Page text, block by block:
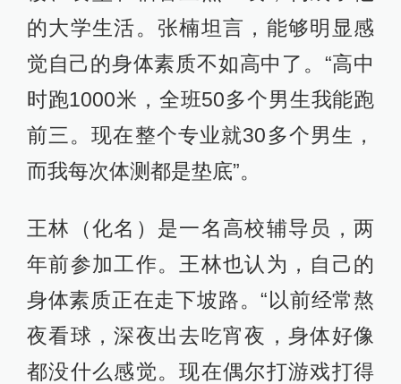
的大学生活。张楠坦言，能够明显感
觉自己的身体素质不如高中了。“高中
时跑1000米，全班50多个男生我能跑
前三。现在整个专业就30多个男生，
而我每次体测都是垫底”。
王林（化名）是一名高校辅导员，两
年前参加工作。王林也认为，自己的
身体素质正在走下坡路。“以前经常熬
夜看球，深夜出去吃宵夜，身体好像
都没什么感觉。现在偶尔打游戏打得